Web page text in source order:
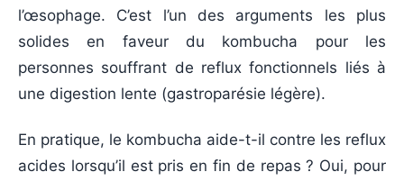
l’œsophage. C’est l’un des arguments les plus
solides en faveur du kombucha pour les
personnes souffrant de reflux fonctionnels liés à
une digestion lente (gastroparésie légère).
En pratique, le kombucha aide-t-il contre les reflux
acides lorsqu’il est pris en fin de repas ? Oui, pour